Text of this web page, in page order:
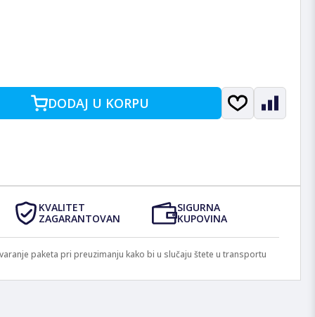
DODAJ U KORPU
KVALITET
ZAGARANTOVAN
SIGURNA
KUPOVINA
paketa pri preuzimanju kako bi u slučaju štete u transportu